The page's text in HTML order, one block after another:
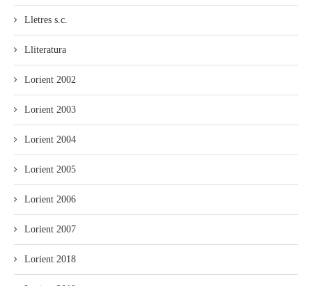
Lletres s.c.
Lliteratura
Lorient 2002
Lorient 2003
Lorient 2004
Lorient 2005
Lorient 2006
Lorient 2007
Lorient 2018